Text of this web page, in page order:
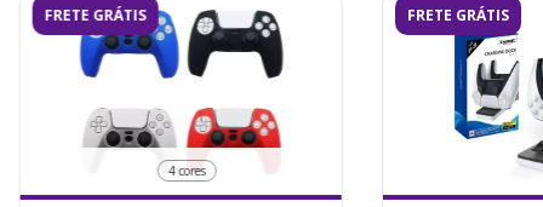
FRETE GRÁTIS
4 cores
FRETE GRÁTIS